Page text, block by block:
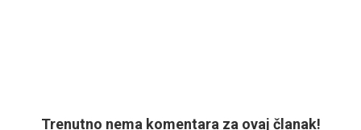
Trenutno nema komentara za ovaj članak!